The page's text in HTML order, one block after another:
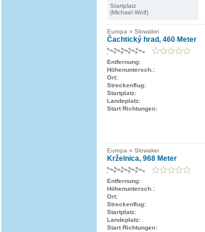
Startplatz
(Michael Wolf)
Europa » Slowakei
Čachtický hrad, 460 Meter
Entfernung:
Höhenuntersch.:
Ort:
Streckenflug:
Startplatz:
Landeplatz:
Start Richtungen:
Europa » Slowakei
Krželnica, 968 Meter
Entfernung:
Höhenuntersch.:
Ort:
Streckenflug:
Startplatz:
Landeplatz:
Start Richtungen: